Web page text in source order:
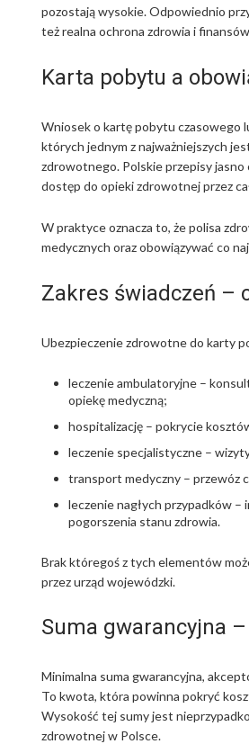
pozostają wysokie. Odpowiednio
też realna ochrona zdrowia i
Karta pobytu a
Wniosek o kartę pobytu czasowego
których jednym z najważniejszych
zdrowotnego. Polskie przepisy jasno
dostęp do opieki zdrowotnej przez
W praktyce oznacza to, że polisa
medycznych oraz obowiązywać co
Zakres świadczeń –
Ubezpieczenie zdrowotne do karty
leczenie ambulatoryjne –
opiekę medyczną;
hospitalizację – pokrycie
leczenie specjalistyczne –
transport medyczny – przewóz
leczenie nagłych przypadków
pogorszenia stanu zdrowia.
Brak któregoś z tych elementów
przez urząd wojewódzki.
Suma gwarancyjna
Minimalna suma gwarancyjna,
To kwota, która powinna pokryć
Wysokość tej sumy jest
zdrowotnej w Polsce.